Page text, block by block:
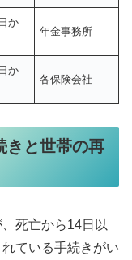
か
年金事務所
か
各保険会社
きと世帯の再
死亡から14日以
ている手続きがい